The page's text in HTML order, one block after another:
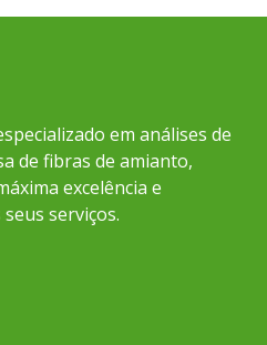
em análises de
de fibras de amianto,
excelência e
serviços.